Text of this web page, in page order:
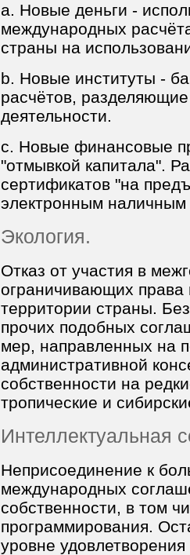
a. Новые деньги -
международных
страны на
b. Новые институты -
расчётов,
деятельности.
c. Новые финансовые
"отмывкой капитала".
сертификатов "на
электронным наличным
Экология.
Отказ от участия в
ограничивающих права
территории страны.
прочих подобных
мер, направленных на
административной
собственности на
тропические и
Интеллектуальная
Неприсоединение к
международных
собственности, в том
программирования.
уровне